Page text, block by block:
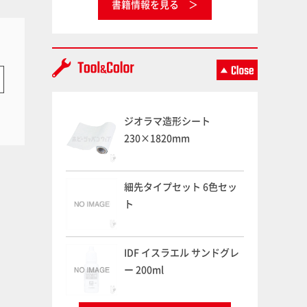
書籍情報を見る
ジオラマ造形シート
230×1820mm
細先タイプセット 6色セッ
ト
IDF イスラエル サンドグレ
ー 200ml